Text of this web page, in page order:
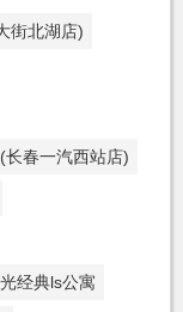
街北湖店)
长春一汽西站店)
经典ls公寓